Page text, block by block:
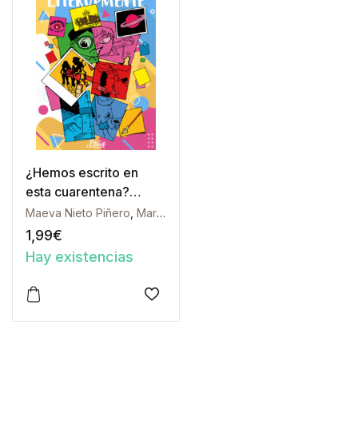
¿Hemos escrito en
esta cuarentena?
Literupmente
Maeva Nieto Piñero María Gómez Zúñiga
1,99€
Hay existencias
Añadir a la lista de deseos